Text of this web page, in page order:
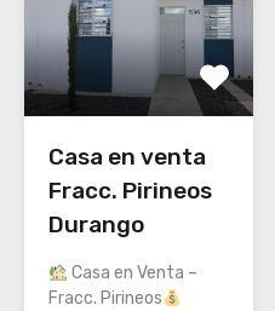
Casa en venta
Fracc. Pirineos
Durango
Casa en Venta –
Fracc. Pirineos